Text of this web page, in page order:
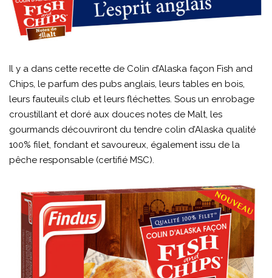
Il y a dans cette recette de Colin d’Alaska façon Fish and
Chips, le parfum des pubs anglais, leurs tables en bois,
leurs fauteuils club et leurs fléchettes. Sous un enrobage
croustillant et doré aux douces notes de Malt, les
gourmands découvriront du tendre colin d’Alaska qualité
100% filet, fondant et savoureux, également issu de la
pêche responsable (certifié MSC).